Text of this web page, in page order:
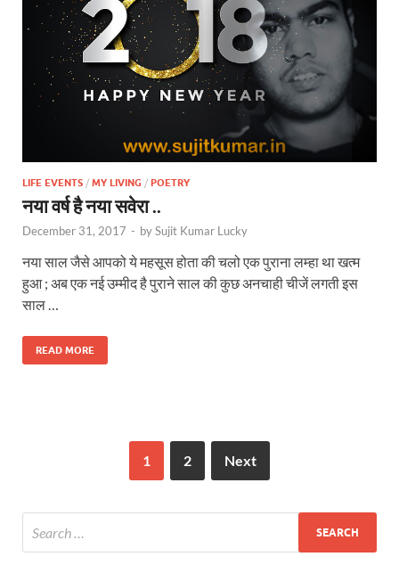
LIFE EVENTS / MY LIVING / POETRY
नया वर्ष है नया सवेरा ..
December 31, 2017 - bySujit Kumar Lucky
नया साल जैसे आपको ये महसूस होता की चलो एक पुराना लम्हा था खत्म
हुआ ; अब एक नई उम्मीद है पुराने साल की कुछ अनचाही चीजें लगती इस
साल …
READ MORE
1 2 Next